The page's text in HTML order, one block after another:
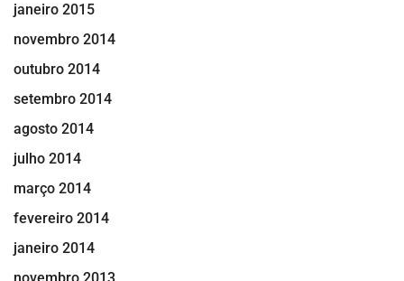
janeiro 2015
novembro 2014
outubro 2014
setembro 2014
agosto 2014
julho 2014
março 2014
fevereiro 2014
janeiro 2014